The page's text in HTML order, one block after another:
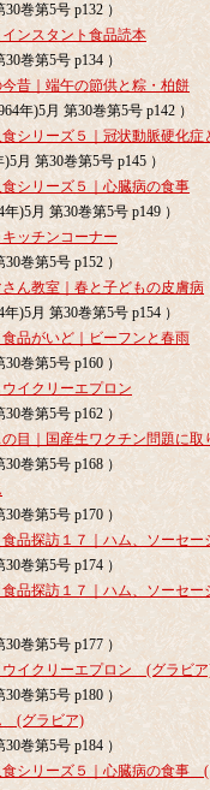
巻第5号 p132 ）
ンスタント食品読本
巻第5号 p134 ）
昔｜端午の節供と粽・柏餅
年)5月 第30巻第5号 p142 ）
シリーズ５｜冠状動脈硬化症
月 第30巻第5号 p145 ）
シリーズ５｜心臓病の食事
)5月 第30巻第5号 p149 ）
ッチンコーナー
巻第5号 p152 ）
ん教室｜春と子どもの皮膚病
)5月 第30巻第5号 p154 ）
品がいど｜ビーフンと春雨
巻第5号 p160 ）
イクリーエプロン
巻第5号 p162 ）
目｜国産生ワクチン問題に取
巻第5号 p168 ）
巻第5号 p170 ）
品探訪１７｜ハム、ソーセー
巻第5号 p174 ）
食品探訪１７｜ハム、ソーセ
巻第5号 p177 ）
ウイクリーエプロン (グラビ
巻第5号 p180 ）
(グラビア)
巻第5号 p184 ）
食シリーズ５｜心臓病の食事